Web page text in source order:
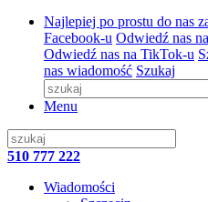
Najlepiej po prostu do nas
Facebook-u Odwiedź nas
Odwiedź nas na TikTok-u
nas wiadomość Szukaj
Menu
510 777 222
Wiadomości